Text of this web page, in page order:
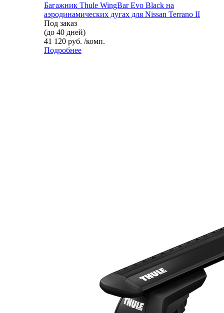
Багажник Thule WingBar Evo Black на
аэродинамических дугах для Nissan Terrano II
Под заказ
(до 40 дней)
41 120 руб. /комп.
Подробнее